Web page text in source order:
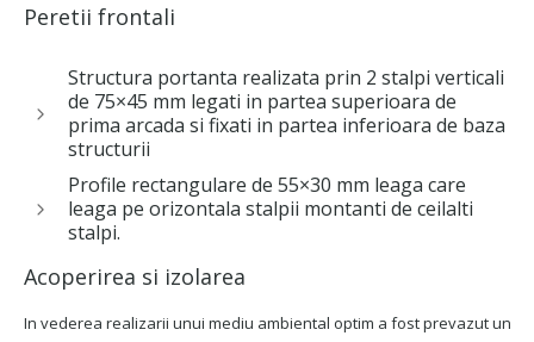
Peretii frontali
Structura portanta realizata prin 2 stalpi verticali
de 75×45 mm legati in partea superioara de
prima arcada si fixati in partea inferioara de baza
structurii
Profile rectangulare de 55×30 mm leaga care
leaga pe orizontala stalpii montanti de ceilalti
stalpi.
Acoperirea si izolarea
In vederea realizarii unui mediu ambiental optim a fost prevazut un